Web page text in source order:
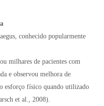
conhecido popularmente
milhares de pacientes com
e observou melhora de
esforço físico quando utilizado
et al., 2008).